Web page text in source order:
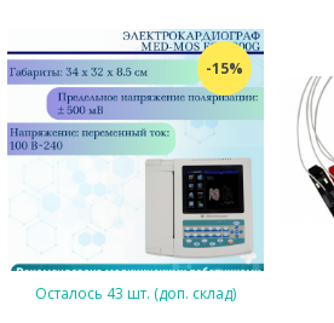
-15%
Осталось 43 шт. (доп. склад)